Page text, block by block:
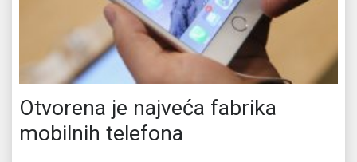
Otvorena je najveća fabrika
mobilnih telefona